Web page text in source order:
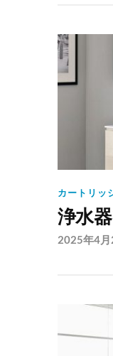
カートリッ
浄水
2025年4月